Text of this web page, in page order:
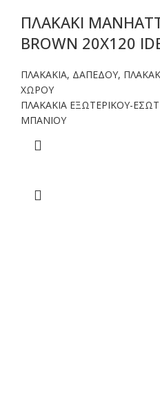
ΠΛΑΚΑΚΙ
BROWN 20X120
ΠΛΑΚΑΚΙΑ, ΔΑΠΕΔΟΥ,
ΧΩΡΟΥ
ΠΛΑΚΑΚΙΑ ΕΞΩΤΕΡΙΚΟΥ-
ΜΠΑΝΙΟΥ